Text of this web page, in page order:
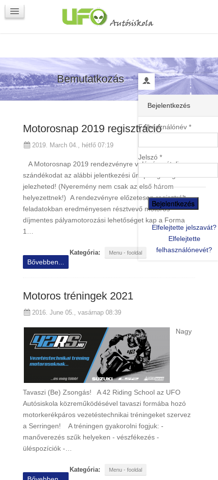
Programok
Bejelentkezés
Felhasználónév *
Jelszó *
Elfelejtette jelszavát?
Elfelejtette
felhasználónevét?
Bemutatkozás
Motorosnap 2019 regisztráció
2019. March 04., hétfő 07:19
A Motorosnap 2019 rendezvényre való részvételi
szándékodat az alábbi jelentkezési űrlap segítségével
jelezheted! (Nyeremény nem csak az első három
helyezettnek!) A rendezvényre előzetesen regisztrált,
feladatokban eredményesen résztvevő motoros
díjmentes pályamotorozási lehetőséget kap a Forma
1…
Kategória: Menu - fooldal
Bővebben...
Motoros tréningek 2021
2016. June 05., vasárnap 08:39
Nagy
Tavaszi (Be) Zsongás! A 42 Riding School az UFO
Autósiskola közreműködésével tavaszi formába hozó
motorkerékpáros vezetéstechnikai tréningeket szervez
a Serringen! A tréningen gyakorolni fogjuk: -
manőverezés szűk helyeken - vészfékezés -
üléspozíciók -…
Kategória: Menu - fooldal